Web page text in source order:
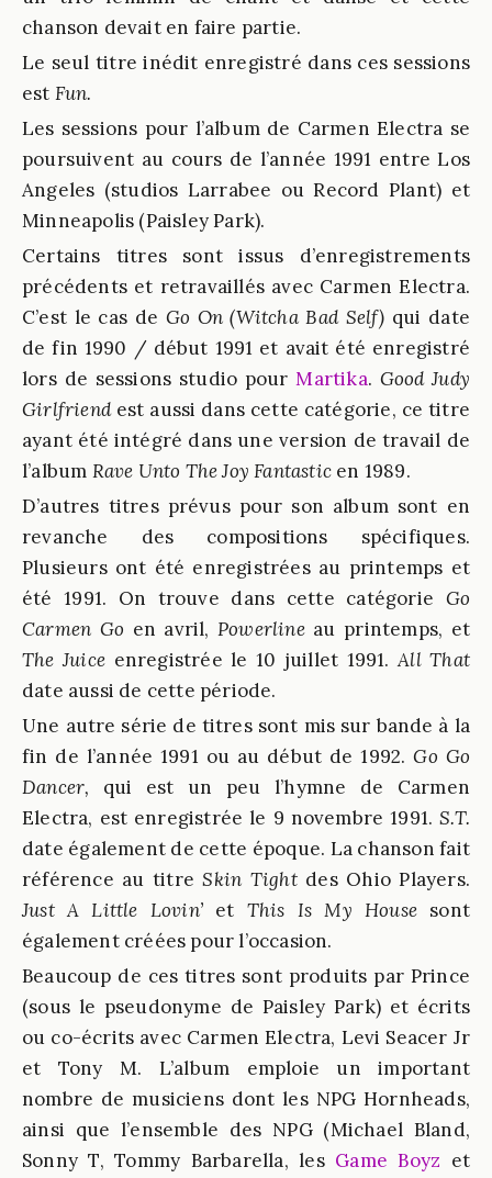
chanson devait en faire partie.
Le seul titre inédit enregistré dans ces sessions
est Fun.
Les sessions pour l’album de Carmen Electra se
poursuivent au cours de l’année 1991 entre Los
Angeles (studios Larrabee ou Record Plant) et
Minneapolis (Paisley Park).
Certains titres sont issus d’enregistrements
précédents et retravaillés avec Carmen Electra.
C’est le cas de Go On (Witcha Bad Self) qui date
de fin 1990 / début 1991 et avait été enregistré
lors de sessions studio pourMartika. Good Judy
Girlfriend est aussi dans cette catégorie, ce titre
ayant été intégré dans une version de travail de
l’album Rave Unto The Joy Fantastic en 1989.
D’autres titres prévus pour son album sont en
revanche des compositions spécifiques.
Plusieurs ont été enregistrées au printemps et
été 1991. On trouve dans cette catégorie Go
Carmen Go en avril,Powerlineau printemps, et
The Juice enregistrée le 10 juillet 1991.All That
date aussi de cette période.
Une autre série de titres sont mis sur bande à la
fin de l’année 1991 ou au début de 1992.Go Go
Dancer, qui est un peu l’hymne de Carmen
Electra, est enregistrée le 9 novembre 1991.S.T.
date également de cette époque. La chanson fait
référence au titreSkin Tightdes Ohio Players.
Just A Little Lovin’ et This Is My House sont
également créées pour l’occasion.
Beaucoup de ces titres sont produits par Prince
(sous le pseudonyme de Paisley Park) et écrits
ou co-écrits avec Carmen Electra, Levi Seacer Jr
et Tony M. L’album emploie un important
nombre de musiciens dont les NPG Hornheads,
ainsi que l’ensemble des NPG (Michael Bland,
Sonny T, Tommy Barbarella, les Game Boyz et